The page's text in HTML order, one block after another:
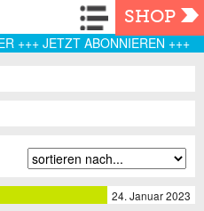
Navigation
SHOP
+++ JETZT ABONNIEREN +++
24. Januar 2023